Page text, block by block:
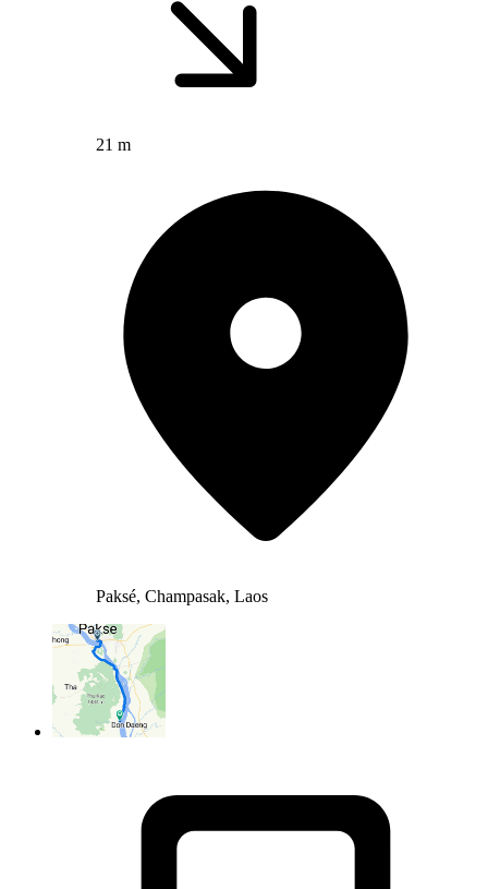
21 m
Paksé, Champasak, Laos